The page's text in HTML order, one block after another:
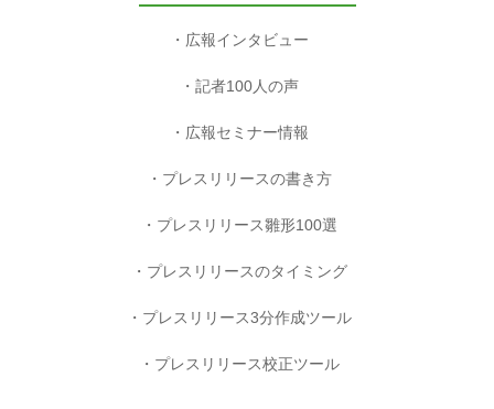
広報インタビュー
記者100人の声
広報セミナー情報
プレスリリースの書き方
プレスリリース雛形100選
プレスリリースのタイミング
プレスリリース3分作成ツール
プレスリリース校正ツール